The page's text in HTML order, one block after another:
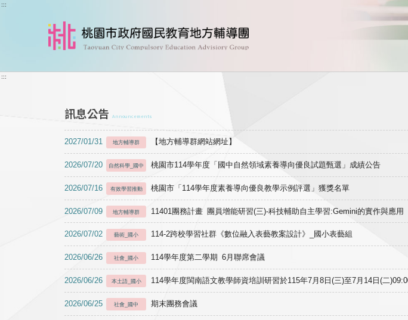
跳到主要內容
:::
:::
訊息公告 Announcements
2027/01/31 地方輔導群 【地方輔導群網站網址】
2026/07/20 自然科學_國中 桃園市114學年度「國中自然領域素養導向優良試題甄選」成績公告
2026/07/16 有效學習推動 桃園市「114學年度素養導向優良教學示例評選」獲獎名單
2026/07/09 地方輔導群 11401團務計畫 團員增能研習(三)-科技輔助自主學習:Gemini的實作與應用
2026/07/02 藝術_國小 114-2跨校學習社群《數位融入表藝教案設計》_國小表藝組
2026/06/26 社會_國小 114學年度第二學期 6月聯席會議
2026/06/26 本土語_國小 114學年度閩南語文教學師資培訓研習於115年7月8日(三)至7月14日(二
2026/06/25 社會_國中 期末團務會議